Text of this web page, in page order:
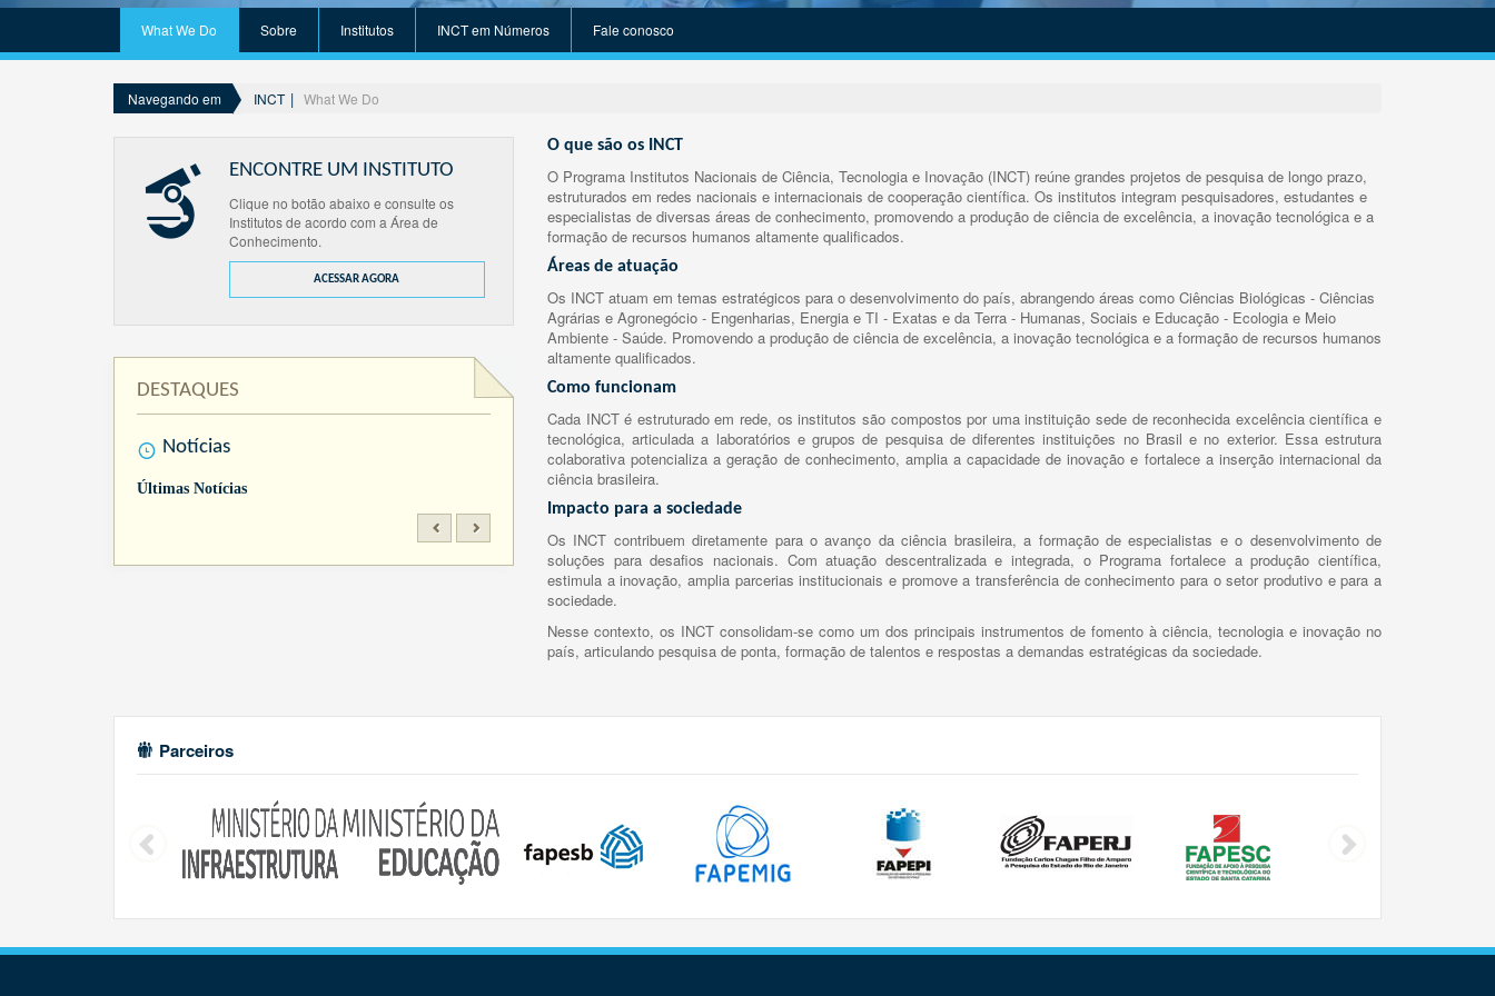
What We Do Sobre Institutos INCT em Números Fale conosco
Navegando em INCT What We Do
ENCONTRE UM INSTITUTO
Clique no botão abaixo e consulte os
Institutos de acordo com a Área de
Conhecimento.
ACESSAR AGORA
DESTAQUES
Notícias
Últimas Notícias
O que são os INCT
O Programa Institutos Nacionais de Ciência, Tecnologia e Inovação (INCT) reúne grandes projetos de pesquisa de longo prazo,
estruturados em redes nacionais e internacionais de cooperação científica. Os institutos integram pesquisadores, estudantes e
especialistas de diversas áreas de conhecimento, promovendo a produção de ciência de excelência, a inovação tecnológica e a
formação de recursos humanos altamente qualificados.
Áreas de atuação
Os INCT atuam em temas estratégicos para o desenvolvimento do país, abrangendo áreas como Ciências Biológicas - Ciências
Agrárias e Agronegócio - Engenharias, Energia e TI - Exatas e da Terra - Humanas, Sociais e Educação - Ecologia e Meio
Ambiente - Saúde. Promovendo a produção de ciência de excelência, a inovação tecnológica e a formação de recursos humanos
altamente qualificados.
Como funcionam
Cada INCT é estruturado em rede, os institutos são compostos por uma instituição sede de reconhecida excelência científica e
tecnológica, articulada a laboratórios e grupos de pesquisa de diferentes instituições no Brasil e no exterior. Essa estrutura
colaborativa potencializa a geração de conhecimento, amplia a capacidade de inovação e fortalece a inserção internacional da
ciência brasileira.
Impacto para a sociedade
Os INCT contribuem diretamente para o avanço da ciência brasileira, a formação de especialistas e o desenvolvimento de
soluções para desafios nacionais. Com atuação descentralizada e integrada, o Programa fortalece a produção científica,
estimula a inovação, amplia parcerias institucionais e promove a transferência de conhecimento para o setor produtivo e para a
sociedade.
Nesse contexto, os INCT consolidam-se como um dos principais instrumentos de fomento à ciência, tecnologia e inovação no
país, articulando pesquisa de ponta, formação de talentos e respostas a demandas estratégicas da sociedade.
Parceiros